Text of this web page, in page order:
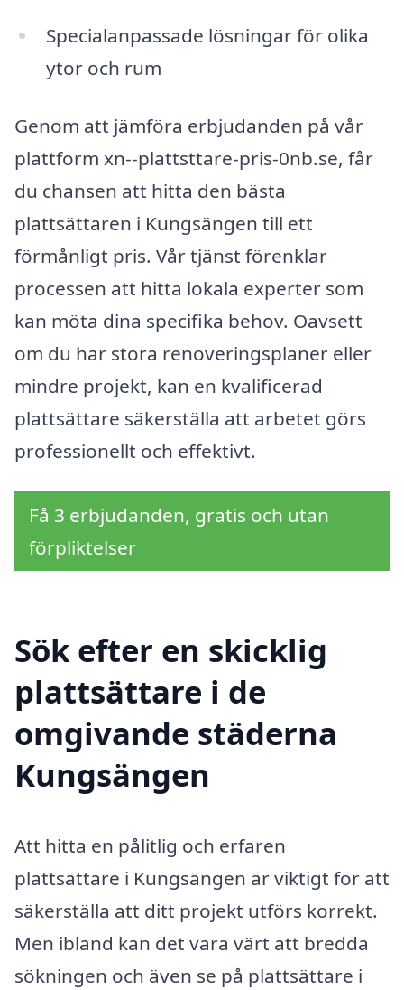
Specialanpassade lösningar för olika
ytor och rum
Genom att jämföra erbjudanden på vår
plattform xn--plattsttare-pris-0nb.se, får
du chansen att hitta den bästa
plattsättaren i Kungsängen till ett
förmånligt pris. Vår tjänst förenklar
processen att hitta lokala experter som
kan möta dina specifika behov. Oavsett
om du har stora renoveringsplaner eller
mindre projekt, kan en kvalificerad
plattsättare säkerställa att arbetet görs
professionellt och effektivt.
Få 3 erbjudanden, gratis och utan
förpliktelser
Sök efter en skicklig
plattsättare i de
omgivande städerna
Kungsängen
Att hitta en pålitlig och erfaren
plattsättare i Kungsängen är viktigt för att
säkerställa att ditt projekt utförs korrekt.
Men ibland kan det vara värt att bredda
sökningen och även se på plattsättare i